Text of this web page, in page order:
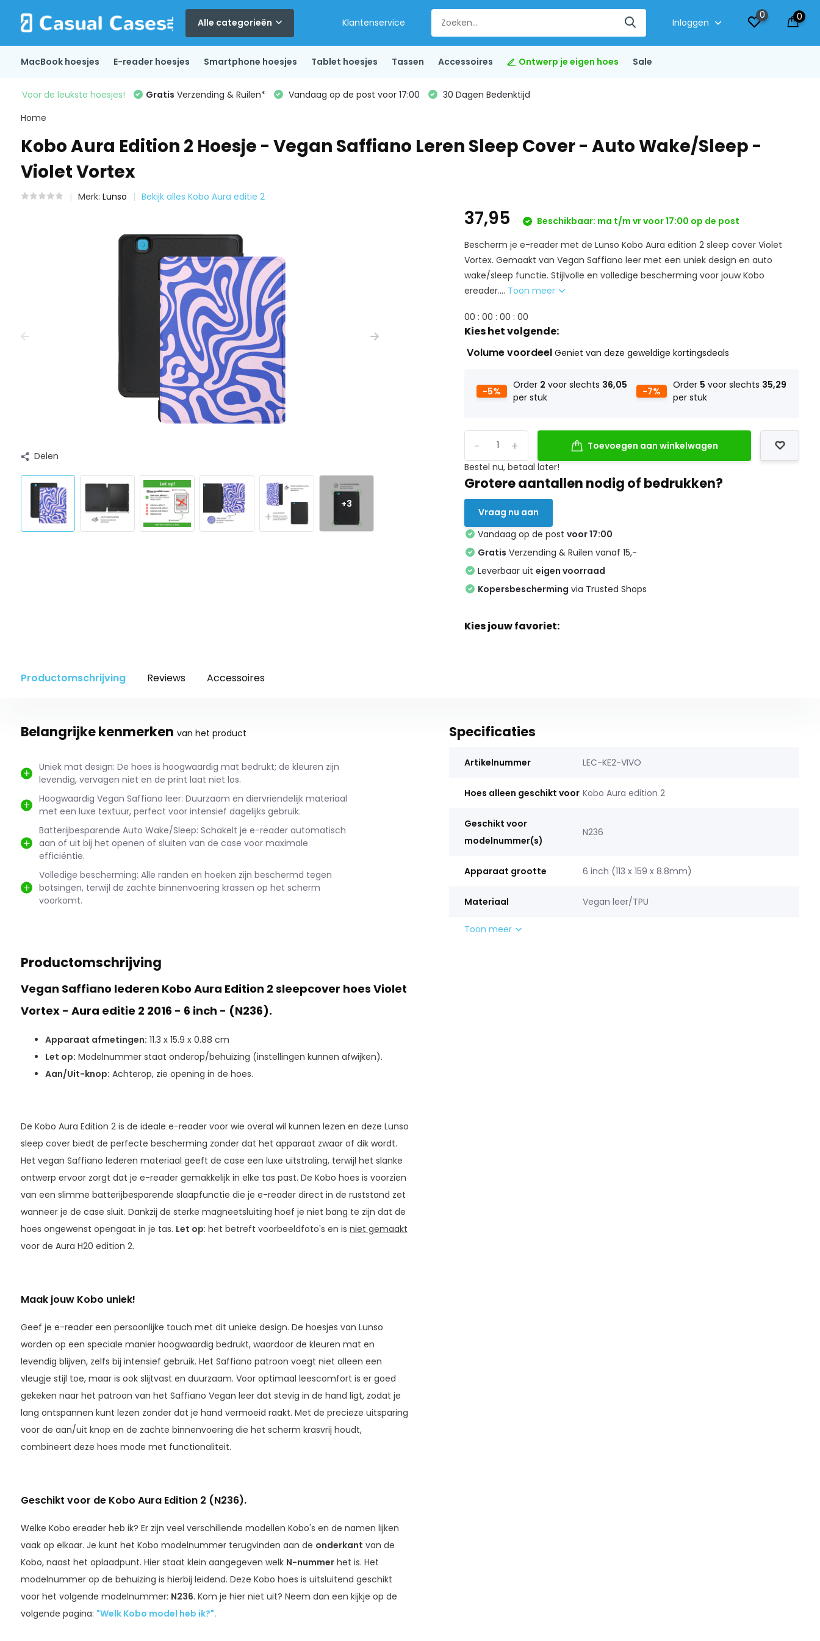
Alle categorieën Klantenservice Inloggen
0 0
MacBook hoesjes E-reader hoesjes Smartphone hoesjes Tablet hoesjes Tassen Accessoires Ontwerp je eigen hoes Sale
Voor de leukste hoesjes! Gratis Verzending & Ruilen* Vandaag op de post voor 17:00
30 Dagen Bedenktijd
Home
Kobo Aura Edition 2 Hoesje - Vegan Saffiano Leren Sleep Cover - Auto Wake/Sleep -
Violet Vortex
Merk: Lunso Bekijk alles Kobo Aura editie 2
Delen
+3
37,95
Beschikbaar: ma t/m vr voor 17:00 op de post
Bescherm je e-reader met de Lunso Kobo Aura edition 2 sleep cover Violet
Vortex. Gemaakt van Vegan Saffiano leer met een uniek design en auto
wake/sleep functie. Stijlvolle en volledige bescherming voor jouw Kobo
ereader.... Toon meer
00 :00 :00 :00
Kies het volgende:
Volume voordeelGeniet van deze geweldige kortingsdeals
-5%
Order 2 voor slechts 36,05
per stuk
-7%
Order 5 voor slechts 35,29
per stuk
+
-
Toevoegen aan winkelwagen
Bestel nu, betaal later!
Grotere aantallen nodig of bedrukken?
Vraag nu aan
Vandaag op de postvoor 17:00
Gratis Verzending & Ruilen vanaf 15,-
Leverbaar uiteigen voorraad
Kopersbescherming via Trusted Shops
Kies jouw favoriet:
Productomschrijving Reviews Accessoires
Belangrijke kenmerken van het product
Uniek mat design: De hoes is hoogwaardig mat bedrukt; de kleuren zijn
levendig, vervagen niet en de print laat niet los.
Hoogwaardig Vegan Saffiano leer: Duurzaam en diervriendelijk materiaal
met een luxe textuur, perfect voor intensief dagelijks gebruik.
Batterijbesparende Auto Wake/Sleep: Schakelt je e-reader automatisch
aan of uit bij het openen of sluiten van de case voor maximale
efficiëntie.
Volledige bescherming: Alle randen en hoeken zijn beschermd tegen
botsingen, terwijl de zachte binnenvoering krassen op het scherm
voorkomt.
Productomschrijving
Vegan Saffiano lederen Kobo Aura Edition 2 sleepcover hoes Violet
Vortex - Aura editie 2 2016 - 6 inch - (N236).
Apparaat afmetingen: 11.3 x 15.9 x 0.88 cm
Let op: Modelnummer staat onderop/behuizing (instellingen kunnen afwijken).
Aan/Uit-knop: Achterop, zie opening in de hoes.
De Kobo Aura Edition 2 is de ideale e-reader voor wie overal wil kunnen lezen en deze Lunso
sleep cover biedt de perfecte bescherming zonder dat het apparaat zwaar of dik wordt.
Het vegan Saffiano lederen materiaal geeft de case een luxe uitstraling, terwijl het slanke
ontwerp ervoor zorgt dat je e-reader gemakkelijk in elke tas past. De Kobo hoes is voorzien
van een slimme batterijbesparende slaapfunctie die je e-reader direct in de ruststand zet
wanneer je de case sluit. Dankzij de sterke magneetsluiting hoef je niet bang te zijn dat de
hoes ongewenst opengaat in je tas. Let op: het betreft voorbeeldfoto's en is niet gemaakt
voor de Aura H20 edition 2.
Maak jouw Kobo uniek!
Geef je e-reader een persoonlijke touch met dit unieke design. De hoesjes van Lunso
worden op een speciale manier hoogwaardig bedrukt, waardoor de kleuren mat en
levendig blijven, zelfs bij intensief gebruik. Het Saffiano patroon voegt niet alleen een
vleugje stijl toe, maar is ook slijtvast en duurzaam. Voor optimaal leescomfort is er goed
gekeken naar het patroon van het Saffiano Vegan leer dat stevig in de hand ligt, zodat je
lang ontspannen kunt lezen zonder dat je hand vermoeid raakt. Met de precieze uitsparing
voor de aan/uit knop en de zachte binnenvoering die het scherm krasvrij houdt,
combineert deze hoes mode met functionaliteit.
Geschikt voor de Kobo Aura Edition 2 (N236).
Welke Kobo ereader heb ik? Er zijn veel verschillende modellen Kobo's en de namen lijken
vaak op elkaar. Je kunt het Kobo modelnummer terugvinden aan de onderkant van de
Kobo, naast het oplaadpunt. Hier staat klein aangegeven welk N-nummerhet is. Het
modelnummer op de behuizing is hierbij leidend. Deze Kobo hoes is uitsluitend geschikt
voor het volgende modelnummer: N236. Kom je hier niet uit? Neem dan een kijkje op de
volgende pagina: "Welk Kobo model heb ik?".
Specificaties
Artikelnummer LEC-KE2-VIVO
Hoes alleen geschikt voor Kobo Aura edition 2
Geschikt voor
modelnummer(s)
N236
Apparaat grootte 6 inch (113 x 159 x 8.8mm)
Materiaal Vegan leer/TPU
Toon meer